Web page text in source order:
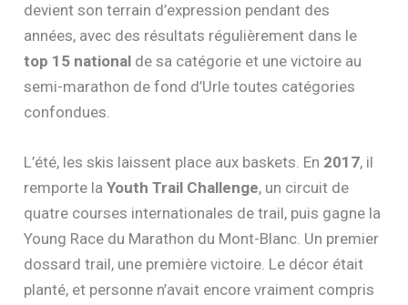
devient son terrain d’expression pendant des
années, avec des résultats régulièrement dans le
top 15 national de sa catégorie et une victoire au
semi-marathon de fond d’Urle toutes catégories
confondues.
L’été, les skis laissent place aux baskets. En 2017, il
remporte laYouth Trail Challenge, un circuit de
quatre courses internationales de trail, puis gagne la
Young Race du Marathon du Mont-Blanc. Un premier
dossard trail, une première victoire. Le décor était
planté, et personne n’avait encore vraiment compris